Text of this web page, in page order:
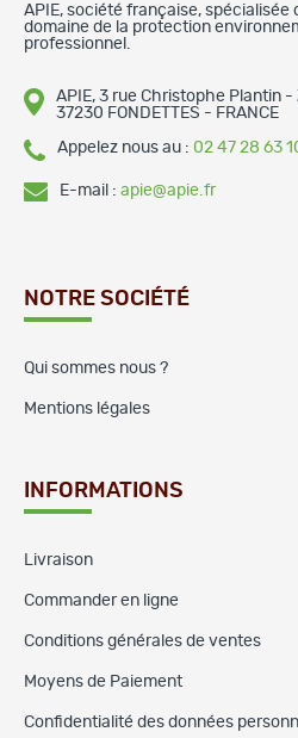
APIE, société française, spécialisée
domaine de la protection
professionnel.
APIE, 3 rue Christophe Plantin
37230 FONDETTES - FRANCE
Appelez nous au : 02 47 28 63
E-mail : apie@apie.fr
NOTRE SOCIÉTÉ
Qui sommes nous ?
Mentions légales
INFORMATIONS
Livraison
Commander en ligne
Conditions générales de ventes
Moyens de Paiement
Confidentialité des données